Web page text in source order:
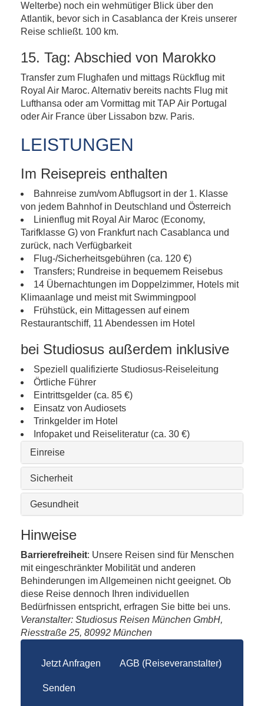
Welterbe) noch ein wehmütiger Blick über den
Atlantik, bevor sich in Casablanca der Kreis unserer
Reise schließt. 100 km.
15. Tag: Abschied von Marokko
Transfer zum Flughafen und mittags Rückflug mit
Royal Air Maroc. Alternativ bereits nachts Flug mit
Lufthansa oder am Vormittag mit TAP Air Portugal
oder Air France über Lissabon bzw. Paris.
LEISTUNGEN
Im Reisepreis enthalten
Bahnreise zum/vom Abflugsort in der 1. Klasse
von jedem Bahnhof in Deutschland und Österreich
Linienflug mit Royal Air Maroc (Economy,
Tarifklasse G) von Frankfurt nach Casablanca und
zurück, nach Verfügbarkeit
Flug-/Sicherheitsgebühren (ca. 120 €)
Transfers; Rundreise in bequemem Reisebus
14 Übernachtungen im Doppelzimmer, Hotels mit
Klimaanlage und meist mit Swimmingpool
Frühstück, ein Mittagessen auf einem
Restaurantschiff, 11 Abendessen im Hotel
bei Studiosus außerdem inklusive
Speziell qualifizierte Studiosus-Reiseleitung
Örtliche Führer
Eintrittsgelder (ca. 85 €)
Einsatz von Audiosets
Trinkgelder im Hotel
Infopaket und Reiseliteratur (ca. 30 €)
Einreise
Sicherheit
Gesundheit
Hinweise
Barrierefreiheit: Unsere Reisen sind für Menschen
mit eingeschränkter Mobilität und anderen
Behinderungen im Allgemeinen nicht geeignet. Ob
diese Reise dennoch Ihren individuellen
Bedürfnissen entspricht, erfragen Sie bitte bei uns.
Veranstalter: Studiosus Reisen München GmbH,
Riesstraße 25, 80992 München
Jetzt Anfragen AGB (Reiseveranstalter)
Senden